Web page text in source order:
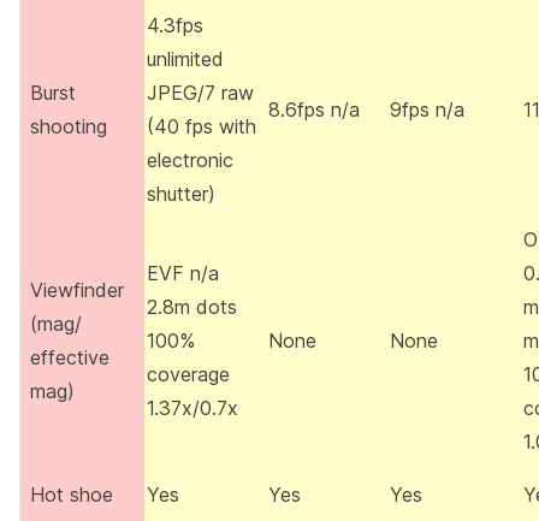
Burst
shooting
4.3fps
unlimited
JPEG/7 raw
(40 fps with
electronic
shutter)
8.6fps n/a 9fps n/a
Viewfinder
(mag/
effective
mag)
EVF n/a
2.8m dots
100%
coverage
1.37x/0.7x
None None
Hot shoe Yes Yes Yes